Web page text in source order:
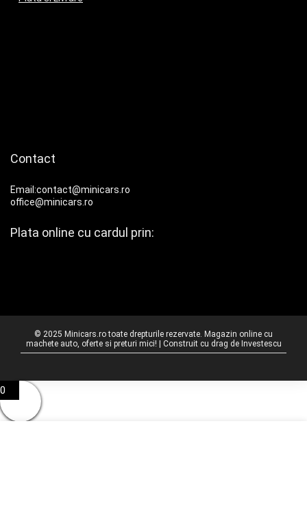
Contact
Email:contact@minicars.ro
office@minicars.ro
Plata online cu cardul prin:
© 2025 Minicars.ro toate drepturile rezervate. Magazin online cu
machete auto, oferte si preturi mici! | Construit cu drag de Investescu
0